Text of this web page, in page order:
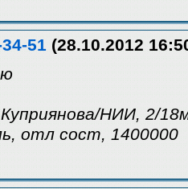
51 (28.10.2012
Куприянова/НИИ, 2/
отл сост, 1400000